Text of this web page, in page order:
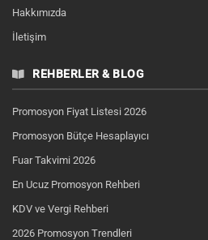
Hakkımızda
İletişim
REHBERLER & BLOG
Promosyon Fiyat Listesi 2026
Promosyon Bütçe Hesaplayıcı
Fuar Takvimi 2026
En Ucuz Promosyon Rehberi
KDV ve Vergi Rehberi
2026 Promosyon Trendleri